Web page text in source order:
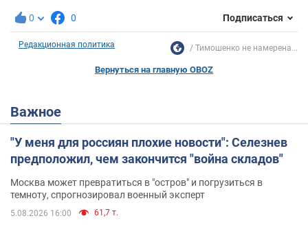
0 0 Подписаться
Редакционная политика Тимошенко не намерена...
Вернуться на главную OBOZ
Важное
"У меня для россиян плохие новости": Селезнев
предположил, чем закончится "война складов"
Москва может превратиться в "остров" и погрузиться в
темноту, спрогнозировал военный эксперт
5.08.2026 16:00 61,7 т.